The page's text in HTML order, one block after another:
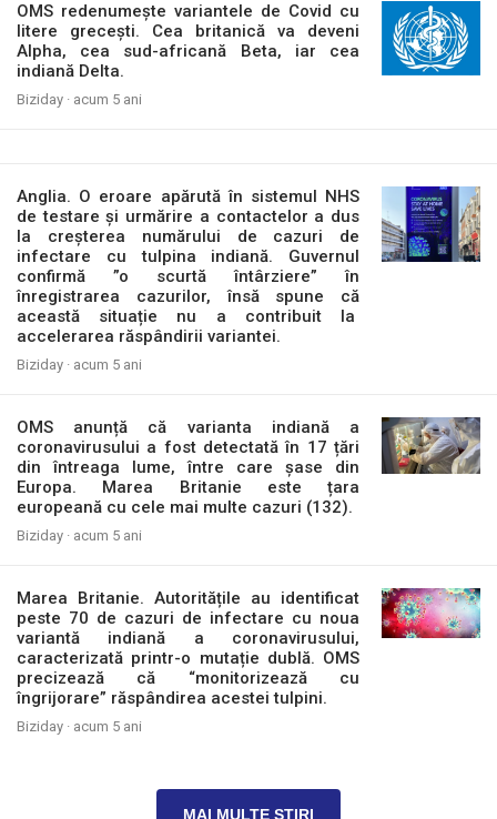
OMS redenumește variantele de Covid cu
litere grecești. Cea britanică va deveni
Alpha, cea sud-africană Beta, iar cea
indiană Delta.
Biziday · acum 5 ani
Anglia. O eroare apărută în sistemul NHS
de testare și urmărire a contactelor a dus
la creșterea numărului de cazuri de
infectare cu tulpina indiană. Guvernul
confirmă ”o scurtă întârziere” în
înregistrarea cazurilor, însă spune că
această situație nu a contribuit la
accelerarea răspândirii variantei.
Biziday · acum 5 ani
OMS anunță că varianta indiană a
coronavirusului a fost detectată în 17 țări
din întreaga lume, între care șase din
Europa. Marea Britanie este țara
europeană cu cele mai multe cazuri (132).
Biziday · acum 5 ani
Marea Britanie. Autoritățile au identificat
peste 70 de cazuri de infectare cu noua
variantă indiană a coronavirusului,
caracterizată printr-o mutație dublă. OMS
precizează că “monitorizează cu
îngrijorare” răspândirea acestei tulpini.
Biziday · acum 5 ani
MAI MULTE ȘTIRI